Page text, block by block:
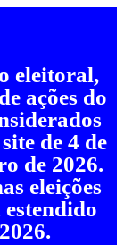
eleitoral,
ações do
de 4 de
de 2026.
eleições